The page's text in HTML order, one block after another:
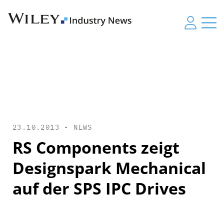
23.10.2013 • NEWS
RS Components zeigt
Designspark Mechanical
auf der SPS IPC Drives